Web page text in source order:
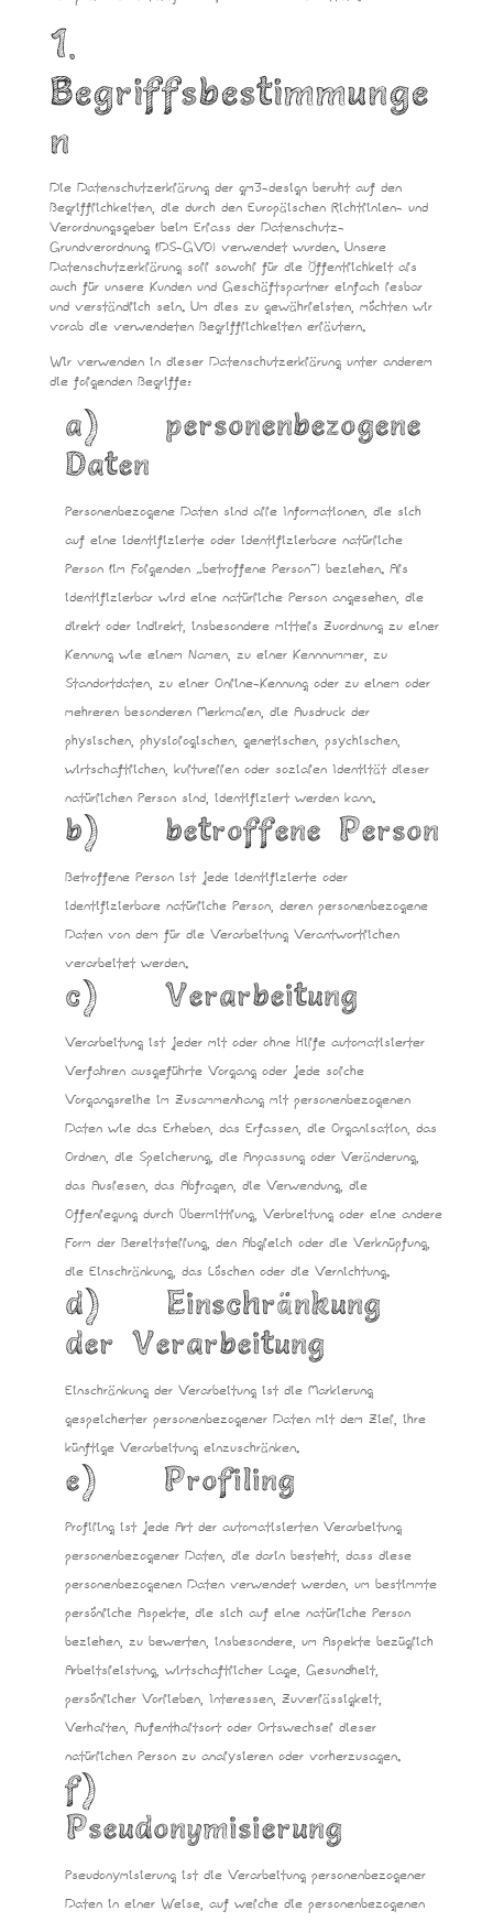
1.
Begriffsbestimmunge
n
Die Datenschutzerklärung der gm3-design beruht auf den
Begrifflichkeiten, die durch den Europäischen Richtlinien- und
Verordnungsgeber beim Erlass der Datenschutz-
Grundverordnung (DS-GVO) verwendet wurden. Unsere
Datenschutzerklärung soll sowohl für die Öffentlichkeit als
auch für unsere Kunden und Geschäftspartner einfach lesbar
und verständlich sein. Um dies zu gewährleisten, möchten wir
vorab die verwendeten Begrifflichkeiten erläutern.
Wir verwenden in dieser Datenschutzerklärung unter anderem
die folgenden Begriffe:
a) personenbezogene
Daten
Personenbezogene Daten sind alle Informationen, die sich
auf eine identifizierte oder identifizierbare natürliche
Person (im Folgenden „betroffene Person“) beziehen. Als
identifizierbar wird eine natürliche Person angesehen, die
direkt oder indirekt, insbesondere mittels Zuordnung zu einer
Kennung wie einem Namen, zu einer Kennnummer, zu
Standortdaten, zu einer Online-Kennung oder zu einem oder
mehreren besonderen Merkmalen, die Ausdruck der
physischen, physiologischen, genetischen, psychischen,
wirtschaftlichen, kulturellen oder sozialen Identität dieser
natürlichen Person sind, identifiziert werden kann.
b) betroffene Person
Betroffene Person ist jede identifizierte oder
identifizierbare natürliche Person, deren personenbezogene
Daten von dem für die Verarbeitung Verantwortlichen
verarbeitet werden.
c) Verarbeitung
Verarbeitung ist jeder mit oder ohne Hilfe automatisierter
Verfahren ausgeführte Vorgang oder jede solche
Vorgangsreihe im Zusammenhang mit personenbezogenen
Daten wie das Erheben, das Erfassen, die Organisation, das
Ordnen, die Speicherung, die Anpassung oder Veränderung,
das Auslesen, das Abfragen, die Verwendung, die
Offenlegung durch Übermittlung, Verbreitung oder eine andere
Form der Bereitstellung, den Abgleich oder die Verknüpfung,
die Einschränkung, das Löschen oder die Vernichtung.
d) Einschränkung
der Verarbeitung
Einschränkung der Verarbeitung ist die Markierung
gespeicherter personenbezogener Daten mit dem Ziel, ihre
künftige Verarbeitung einzuschränken.
e) Profiling
Profiling ist jede Art der automatisierten Verarbeitung
personenbezogener Daten, die darin besteht, dass diese
personenbezogenen Daten verwendet werden, um bestimmte
persönliche Aspekte, die sich auf eine natürliche Person
beziehen, zu bewerten, insbesondere, um Aspekte bezüglich
Arbeitsleistung, wirtschaftlicher Lage, Gesundheit,
persönlicher Vorlieben, Interessen, Zuverlässigkeit,
Verhalten, Aufenthaltsort oder Ortswechsel dieser
natürlichen Person zu analysieren oder vorherzusagen.
f)
Pseudonymisierung
Pseudonymisierung ist die Verarbeitung personenbezogener
Daten in einer Weise, auf welche die personenbezogenen